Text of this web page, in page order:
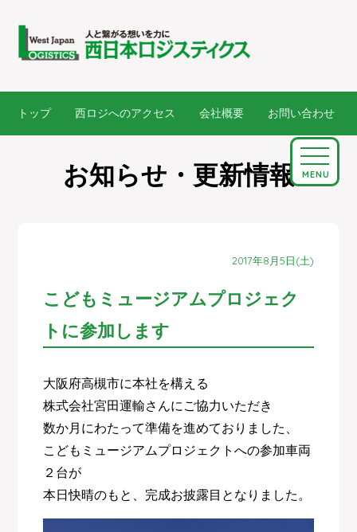
トップ 西ロジへのアクセス 会社概要 お問い合わせ
MENU
お知らせ・更新情報
2017年8月5日(土)
こどもミュージアムプロジェク
トに参加します
大阪府高槻市に本社を構える
株式会社宮田運輸さんにご協力いただき
数か月にわたって準備を進めておりました、
こどもミュージアムプロジェクトへの参加車両
２台が
本日快晴のもと、完成お披露目となりました。